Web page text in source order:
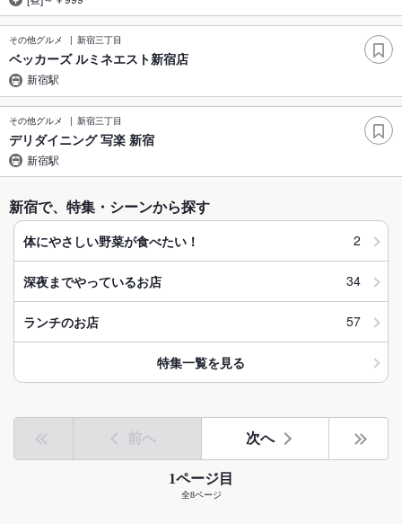
その他グルメ 新宿三丁目
ベッカーズ ルミネエスト新宿店
新宿駅
その他グルメ 新宿三丁目
デリダイニング 写楽 新宿
新宿駅
新宿で、特集・シーンから探す
体にやさしい野菜が食べたい！ 2
深夜までやっているお店 34
ランチのお店 57
特集一覧を見る
前へ 次へ
1ページ目
全8ページ